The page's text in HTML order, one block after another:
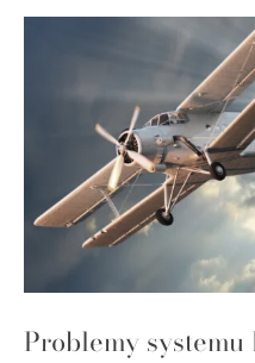
Problemy